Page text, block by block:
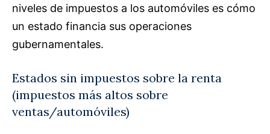
niveles de impuestos a los automóviles es cómo
un estado financia sus operaciones
gubernamentales.
Estados sin impuestos sobre la renta
(impuestos más altos sobre
ventas/automóviles)